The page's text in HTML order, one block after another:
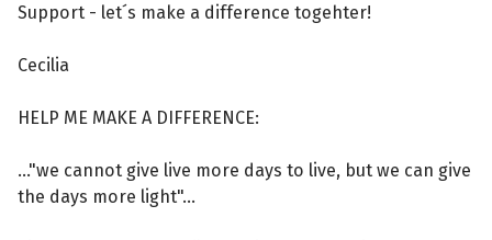
Support - let´s make a difference togehter!
Cecilia
HELP ME MAKE A DIFFERENCE:
..."we cannot give live more days to live, but we can give
the days more light"...